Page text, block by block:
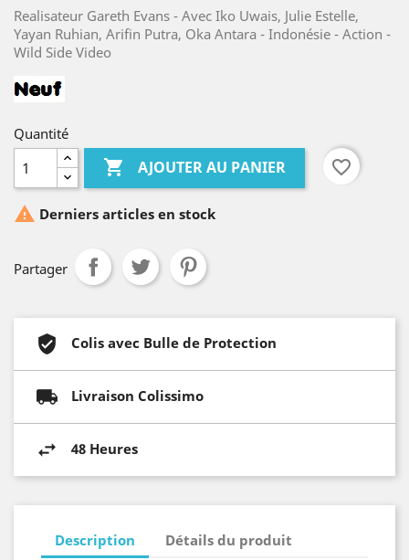
Realisateur Gareth Evans - Avec Iko Uwais, Julie Estelle,
Yayan Ruhian, Arifin Putra, Oka Antara - Indonésie - Action -
Wild Side Video
Quantité
 AJOUTER AU PANIER favorite_border
 Derniers articles en stock
Partager
Colis avec Bulle de Protection
Livraison Colissimo
48 Heures
Description Détails du produit